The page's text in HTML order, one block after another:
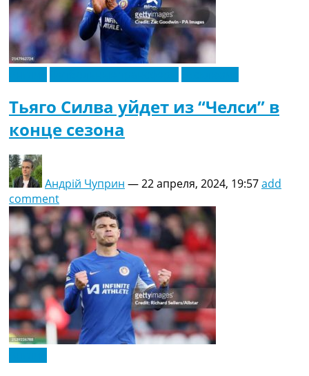
Тьяго Силва уйдет из “Челси” в
конце сезона
Андрій Чуприн —22 апреля, 2024, 19:57add
comment